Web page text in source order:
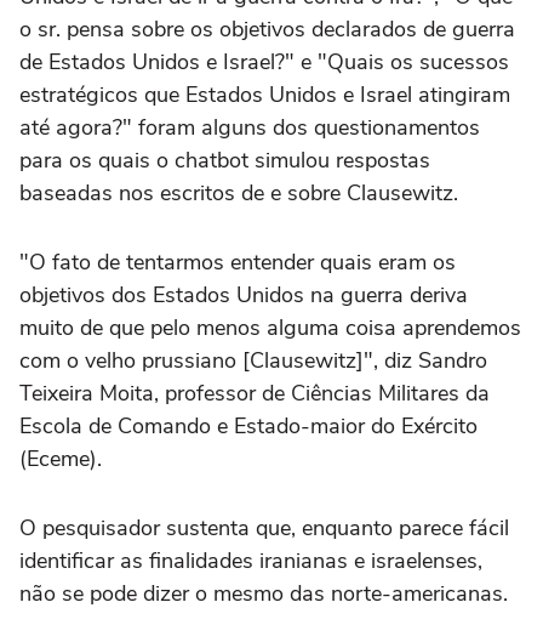
o sr. pensa sobre os objetivos declarados de guerra
de Estados Unidos e Israel?" e "Quais os sucessos
estratégicos que Estados Unidos e Israel atingiram
até agora?" foram alguns dos questionamentos
para os quais o chatbot simulou respostas
baseadas nos escritos de e sobre Clausewitz.
"O fato de tentarmos entender quais eram os
objetivos dos Estados Unidos na guerra deriva
muito de que pelo menos alguma coisa aprendemos
com o velho prussiano [Clausewitz]", diz Sandro
Teixeira Moita, professor de Ciências Militares da
Escola de Comando e Estado-maior do Exército
(Eceme).
O pesquisador sustenta que, enquanto parece fácil
identificar as finalidades iranianas e israelenses,
não se pode dizer o mesmo das norte-americanas.